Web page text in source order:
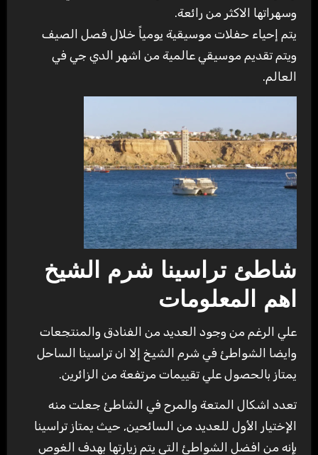
وسهراتها الاكثر من رائعة.
يتم إحياء حفلات موسيقية يومياً خلال فصل الصيف
ويتم تقديم موسيقي عالمية من اشهر الدي جي في
العالم.
شاطئ تراسينا شرم الشيخ
اهم المعلومات
علي الرغم من وجود العديد من الفنادق والمنتجعات
وايضا الشواطئ في شرم الشيخ إلا ان تراسينا الساحل
يمتاز بالحصول علي تقييمات مرتفعة من الزائرين.
تعدد اشكال المتعة والمرح في الشاطئ جعلت منه
الإختيار الأول للعديد من السائحين, حيث يمتاز تراسينا
بإنه من افضل الشواطئ التي يتم زيارتها بهدف الغوص